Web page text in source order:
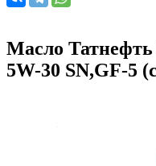
Масло
5W-30 SN,GF-5